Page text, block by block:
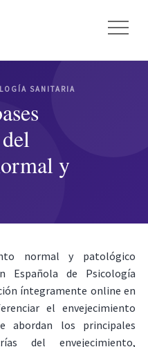
SANITARIA
y
normal y patológico
Española de Psicología
íntegramente online en
el envejecimiento
abordan los principales
del envejecimiento,